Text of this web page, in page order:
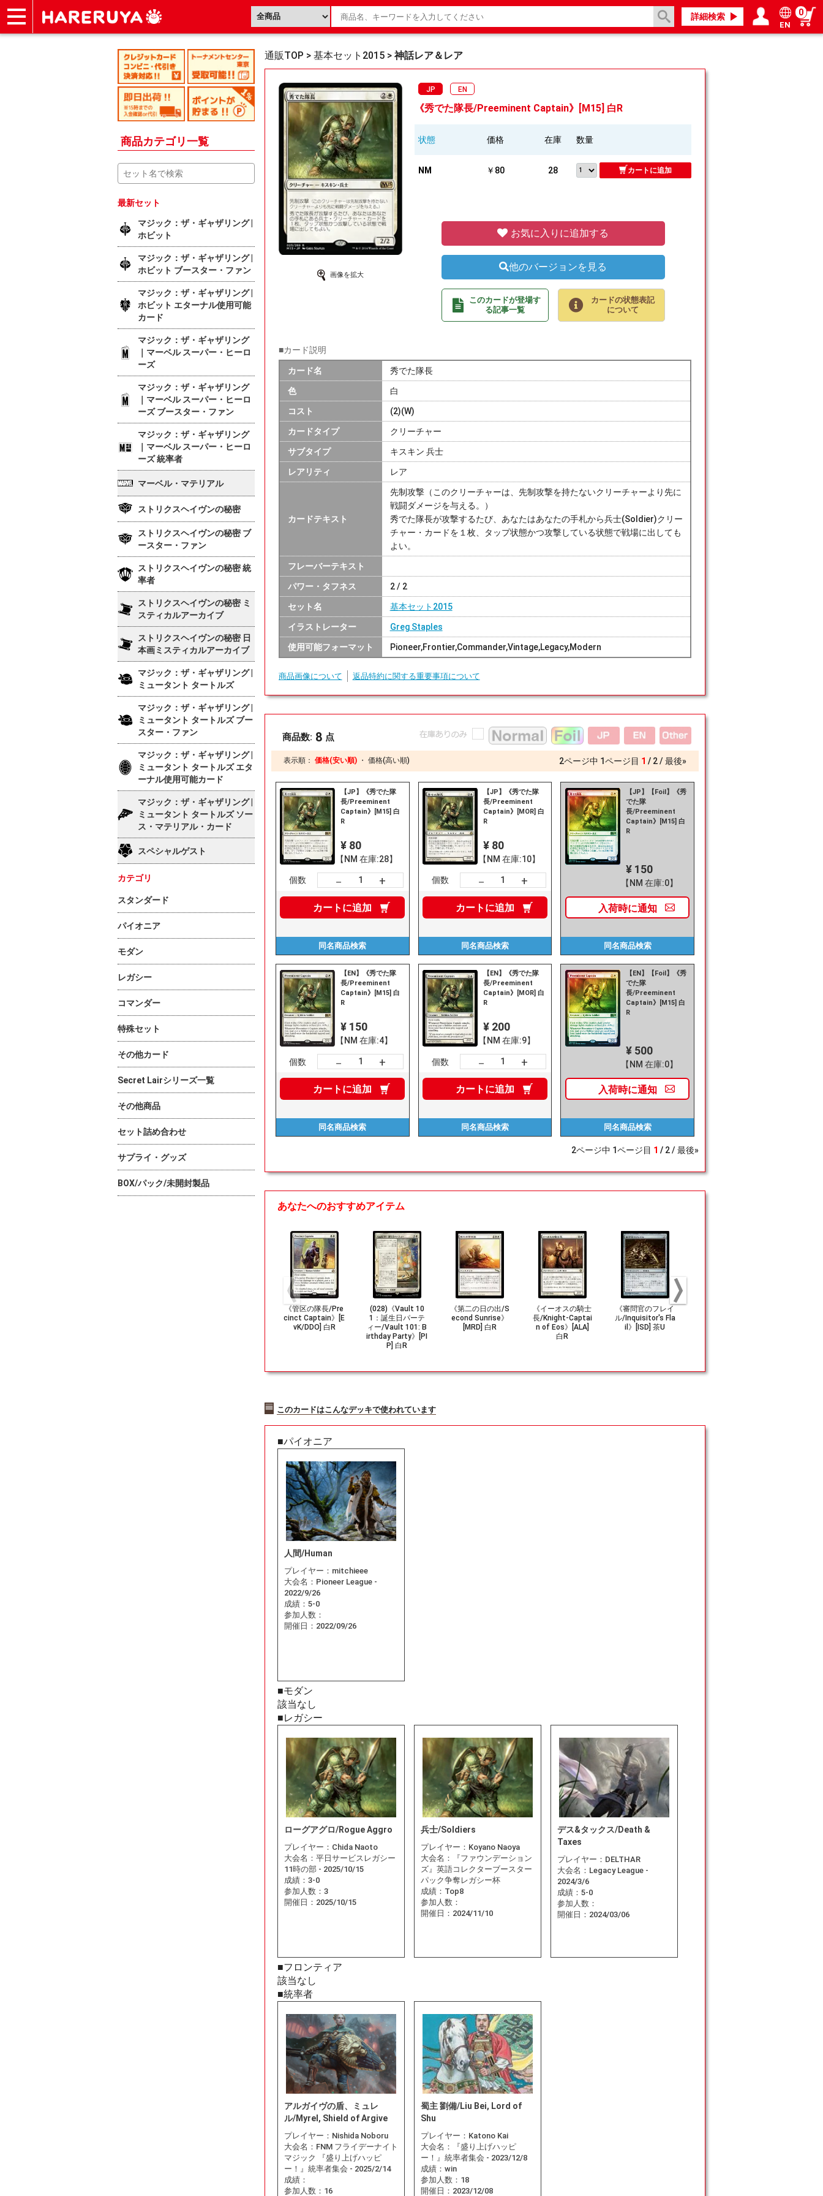
詳細検索
EN
0
商品カテゴリ一覧
通販TOP > 基本セット2015 > 神話レア＆レア
画像を拡大
JP EN
《秀でた隊長/Preeminent Captain》[M15] 白R
状態 価格 在庫 数量
NM ￥80 28 カートに追加
お気に入りに追加する
他のバージョンを見る
このカードが登場す
る記事一覧
カードの状態表記
について
■カード説明
カード名 秀でた隊長
色 白
コスト (2)(W)
カードタイプ クリーチャー
サブタイプ キスキン 兵士
レアリティ レア
カードテキスト
先制攻撃（このクリーチャーは、先制攻撃を持たないクリーチャーより先に
戦闘ダメージを与える。）
秀でた隊長が攻撃するたび、あなたはあなたの手札から兵士(Soldier)クリー
チャー・カードを１枚、タップ状態かつ攻撃している状態で戦場に出しても
よい。
フレーバーテキスト
パワー・タフネス 2 / 2
セット名 基本セット2015
イラストレーター Greg Staples
使用可能フォーマット Pioneer,Frontier,Commander,Vintage,Legacy,Modern
商品画像について 返品特約に関する重要事項について
商品数: 8 点
表示順： 価格(安い順) ・ 価格(高い順) 2ページ中 1ページ目 1 2 最後»
【JP】《秀でた隊
長/Preeminent
Captain》[M15] 白
R
¥ 80
【NM 在庫:28】
個数 － +
カートに追加
同名商品検索
【JP】《秀でた隊
長/Preeminent
Captain》[MOR] 白
R
¥ 80
【NM 在庫:10】
個数 － +
カートに追加
同名商品検索
【JP】【Foil】《秀
でた隊
長/Preeminent
Captain》[M15] 白
R
¥ 150
【NM 在庫:0】
入荷時に通知
同名商品検索
【EN】《秀でた隊
長/Preeminent
Captain》[M15] 白
R
¥ 150
【NM 在庫:4】
個数 － +
カートに追加
同名商品検索
【EN】《秀でた隊
長/Preeminent
Captain》[MOR] 白
R
¥ 200
【NM 在庫:9】
個数 － +
カートに追加
同名商品検索
【EN】【Foil】《秀
でた隊
長/Preeminent
Captain》[M15] 白
R
¥ 500
【NM 在庫:0】
入荷時に通知
同名商品検索
2ページ中 1ページ目 1 2 最後»
あなたへのおすすめアイテム
《管区の隊長/Pre
cinct Captain》[E
vK/DDO] 白R
(028)《Vault 10
1：誕生日パーテ
ィー/Vault 101: B
irthday Party》[PI
P] 白R
《第二の日の出/S
econd Sunrise》
[MRD] 白R
《イーオスの騎士
長/Knight-Captai
n of Eos》[ALA]
白R
《審問官のフレイ
ル/Inquisitor's Fla
il》[ISD] 茶U
このカードはこんなデッキで使われています
■パイオニア
人間/Human
プレイヤー： mitchieee
大会名： Pioneer League -
2022/9/26
成績： 5-0
参加人数：
開催日： 2022/09/26
■モダン
該当なし
■レガシー
ローグアグロ/Rogue Aggro
プレイヤー： Chida Naoto
大会名： 平日サービスレガシー
11時の部 - 2025/10/15
成績： 3-0
参加人数： 3
開催日： 2025/10/15
兵士/Soldiers
プレイヤー： Koyano Naoya
大会名：
『ファウンデーション
ズ』英語コレクターブースター
パック争奪レガシー杯
成績： Top8
参加人数：
開催日： 2024/11/10
デス&タックス/Death &
Taxes
プレイヤー： DELTHAR
大会名： Legacy League -
2024/3/6
成績： 5-0
参加人数：
開催日： 2024/03/06
■フロンティア
該当なし
■統率者
アルガイヴの盾、ミュレ
ル/Myrel, Shield of Argive
プレイヤー： Nishida Noboru
大会名： FNM フライデーナイト
マジック 『盛り上げハッピ
ー！』統率者集会 - 2025/2/14
成績：
参加人数： 16
蜀主 劉備/Liu Bei, Lord of
Shu
プレイヤー： Katono Kai
大会名：
『盛り上げハッピ
ー！』統率者集会 - 2023/12/8
成績： win
参加人数： 18
開催日： 2023/12/08